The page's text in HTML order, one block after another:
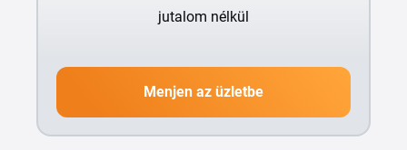
jutalom nélkül
Menjen az üzletbe